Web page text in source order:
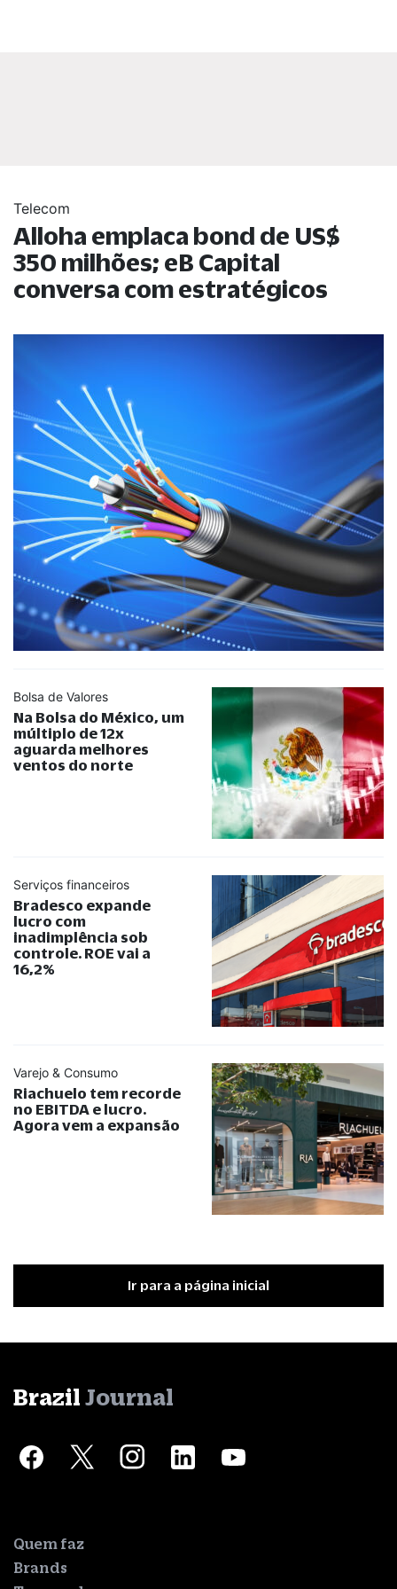
Telecom
Alloha emplaca bond de US$
350 milhões; eB Capital
conversa com estratégicos
Bolsa de Valores
Na Bolsa do México, um
múltiplo de 12x
aguarda melhores
ventos do norte
Serviços financeiros
Bradesco expande
lucro com
inadimplência sob
controle. ROE vai a
16,2%
Varejo & Consumo
Riachuelo tem recorde
no EBITDA e lucro.
Agora vem a expansão
Ir para a página inicial
Brazil Journal
Quem faz
Brands